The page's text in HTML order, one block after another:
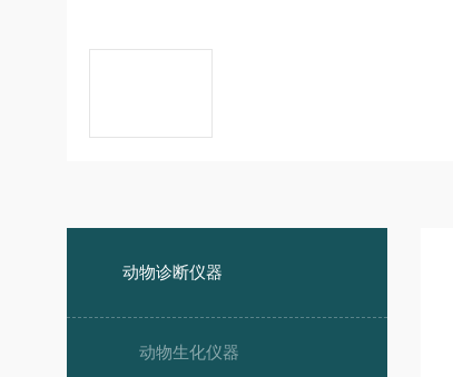
动物诊断仪器
动物生化仪器